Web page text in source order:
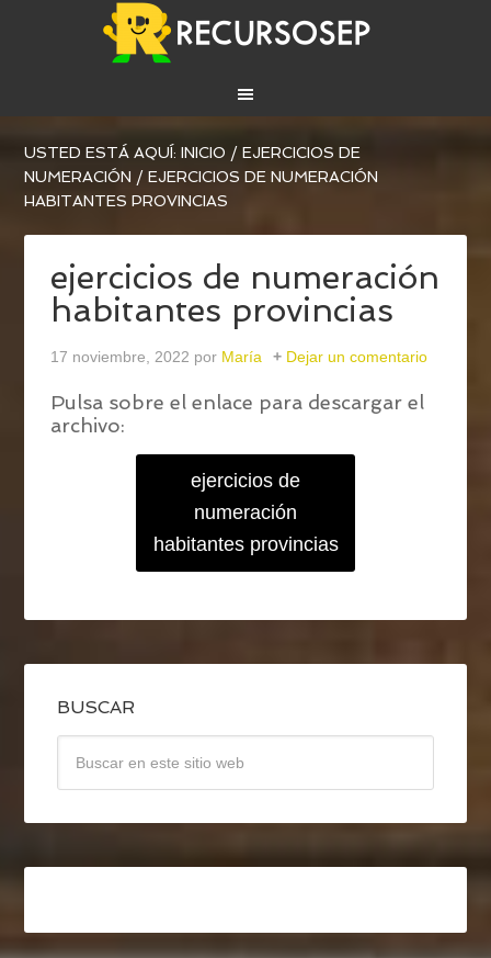
USTED ESTÁ AQUÍ:INICIO / EJERCICIOS DE
NUMERACIÓN / EJERCICIOS DE NUMERACIÓN
HABITANTES PROVINCIAS
ejercicios de numeración
habitantes provincias
17 noviembre, 2022 por María Dejar un comentario
Pulsa sobre el enlace para descargar el
archivo:
ejercicios de
numeración
habitantes provincias
BUSCAR